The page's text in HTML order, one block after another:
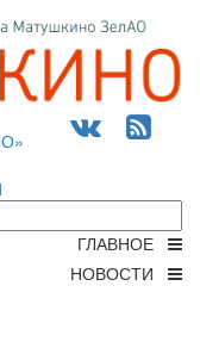
ГЛАВНОЕ
НОВОСТИ